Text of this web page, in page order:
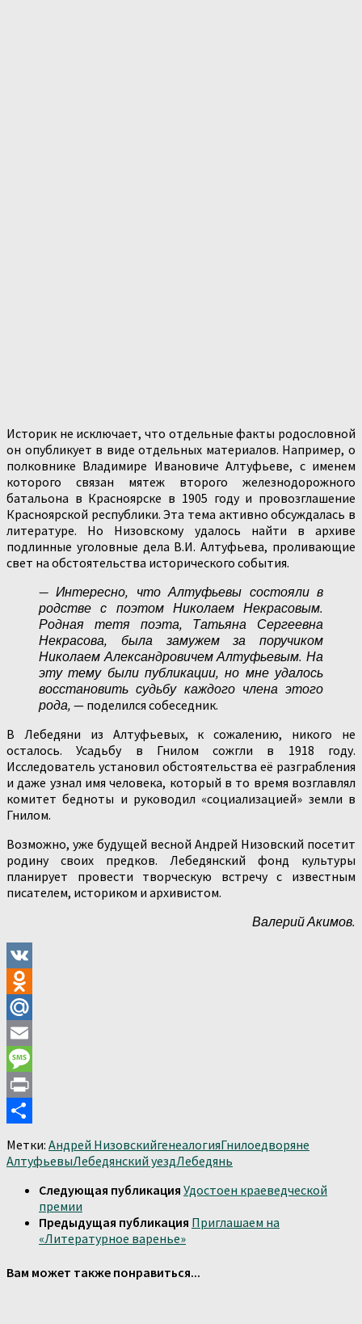
Историк не исключает, что отдельные факты родословной
он опубликует в виде отдельных материалов. Например, о
полковнике Владимире Ивановиче Алтуфьеве, с именем
которого связан мятеж второго железнодорожного
батальона в Красноярске в 1905 году и провозглашение
Красноярской республики. Эта тема активно обсуждалась в
литературе. Но Низовскому удалось найти в архиве
подлинные уголовные дела В.И. Алтуфьева, проливающие
свет на обстоятельства исторического события.
— Интересно, что Алтуфьевы состояли в
родстве с поэтом Николаем Некрасовым.
Родная тетя поэта, Татьяна Сергеевна
Некрасова, была замужем за поручиком
Николаем Александровичем Алтуфьевым. На
эту тему были публикации, но мне удалось
восстановить судьбу каждого члена этого
рода, — поделился собеседник.
В Лебедяни из Алтуфьевых, к сожалению, никого не
осталось. Усадьбу в Гнилом сожгли в 1918 году.
Исследователь установил обстоятельства её разграбления
и даже узнал имя человека, который в то время возглавлял
комитет бедноты и руководил «социализацией» земли в
Гнилом.
Возможно, уже будущей весной Андрей Низовский посетит
родину своих предков. Лебедянский фонд культуры
планирует провести творческую встречу с известным
писателем, историком и архивистом.
Валерий Акимов.
VK
Odnoklassniki
Mail.Ru
Email
Message
Print
Отправить
Метки: Андрей НизовскийгенеалогияГнилоедворяне
АлтуфьевыЛебедянский уездЛебедянь
Следующая публикация Удостоен краеведческой
премии
Предыдущая публикация Приглашаем на
«Литературное варенье»
Вам может также понравиться...